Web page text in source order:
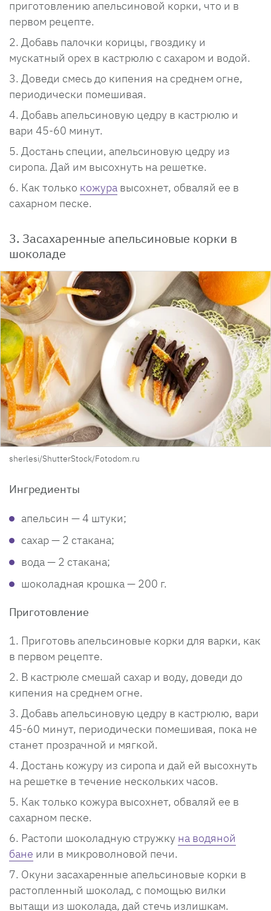
приготовлению апельсиновой корки, что и в
первом рецепте.
Добавь палочки корицы, гвоздику и
мускатный орех в кастрюлю с сахаром и водой.
Доведи смесь до кипения на среднем огне,
периодически помешивая.
Добавь апельсиновую цедру в кастрюлю и
вари 45-60 минут.
Достань специи, апельсиновую цедру из
сиропа. Дай им высохнуть на решетке.
Как только кожура высохнет, обваляй ее в
сахарном песке.
3. Засахаренные апельсиновые корки в
шоколаде
sherlesi/ShutterStock/Fotodom.ru
Ингредиенты
апельсин — 4 штуки;
сахар — 2 стакана;
вода — 2 стакана;
шоколадная крошка — 200 г.
Приготовление
Приготовь апельсиновые корки для варки, как
в первом рецепте.
В кастрюле смешай сахар и воду, доведи до
кипения на среднем огне.
Добавь апельсиновую цедру в кастрюлю, вари
45-60 минут, периодически помешивая, пока не
станет прозрачной и мягкой.
Достань кожуру из сиропа и дай ей высохнуть
на решетке в течение нескольких часов.
Как только кожура высохнет, обваляй ее в
сахарном песке.
Растопи шоколадную стружку на водяной
бане или в микроволновой печи.
Окуни засахаренные апельсиновые корки в
растопленный шоколад, с помощью вилки
вытащи из шоколада, дай стечь излишкам.